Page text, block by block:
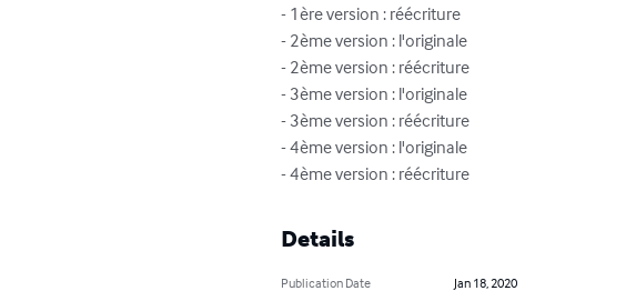
- 1ère version : réécriture
- 2ème version : l'originale
- 2ème version : réécriture
- 3ème version : l'originale
- 3ème version : réécriture
- 4ème version : l'originale
- 4ème version : réécriture
Details
Publication Date
Jan 18, 2020